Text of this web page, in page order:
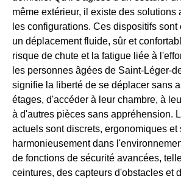
même extérieur, il existe des solutions
les configurations. Ces dispositifs sont
un déplacement fluide, sûr et
risque de chute et la fatigue liée à
les personnes âgées de Saint-Léger-
signifie la liberté de se déplacer sans
étages, d'accéder à leur chambre, à
à d'autres pièces sans appréhension.
actuels sont discrets, ergonomiques et
harmonieusement dans
de fonctions de sécurité avancées,
ceintures, des capteurs d'obstacles et